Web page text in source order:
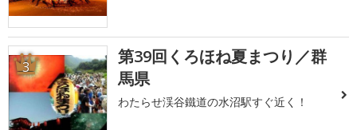
3
第39回くろほね夏まつり／群
馬県
わたらせ渓谷鐵道の水沼駅すぐ近く！